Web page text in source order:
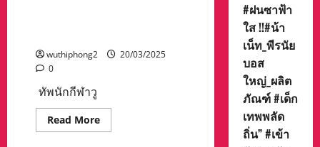
ชาติ
ครั้ง
wuthiphong2
20/03/2025
0
ทัพนักกีฬาวู
Read MoreRead
more
#ฝนซาฟ้า
ใส !!#น้า
เน็ท_พีรนัย
บอส
ใหญ่_ผลิต
ภัณฑ์ #เด็ก
เทพพลัด
ถิ่น” #เข้า